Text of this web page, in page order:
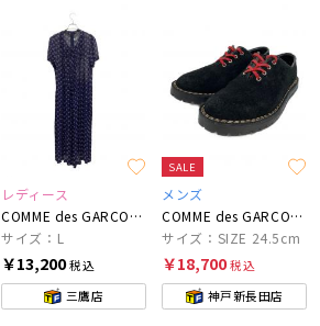
レディース
COMME des GARCONS COMME des GARCONS
サイズ：L
￥13,200税込
三鷹店
SALE
メンズ
COMME des GARCONS HOMME
サイズ：SIZE 24.5cm
￥18,700税込
神戸新長田店